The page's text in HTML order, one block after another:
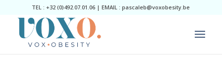
TEL : +32 (0)492.07.01.06 | EMAIL : pascaleb@voxobesity.be